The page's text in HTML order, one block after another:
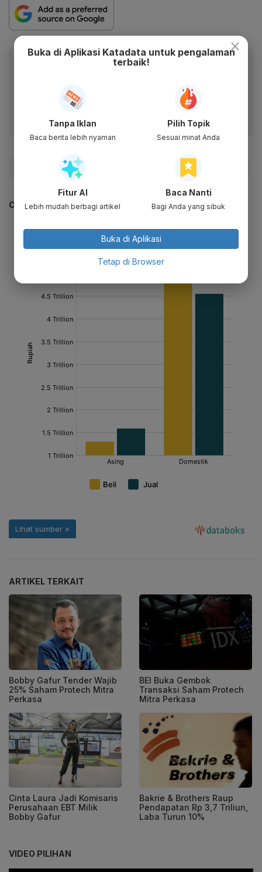
Baca artikel ini lewat aplikasi mobile.
fitur menarik lainnya lewat aplikasi mobile Katadata.
#Perusahaan #Profil Perusahaan
CEK JUGA DATA INI
ARTIKEL TERKAIT
Bobby Gafur Tender Wajib
25% Saham Protech Mitra
Perkasa
BEI Buka Gembok
Transaksi Saham Protech
Mitra Perkasa
Cinta Laura Jadi Komisaris
Perusahaan EBT Milik
Bobby Gafur
Bakrie & Brothers Raup
Pendapatan Rp 3,7 Triliun,
Laba Turun 10%
VIDEO PILIHAN
×
Buka di Aplikasi Katadata untuk pengalaman
terbaik!
Tanpa Iklan
Baca berita lebih nyaman
Pilih Topik
Sesuai minat Anda
Fitur AI
Lebih mudah berbagi artikel
Baca Nanti
Bagi Anda yang sibuk
Buka di Aplikasi
Tetap di Browser